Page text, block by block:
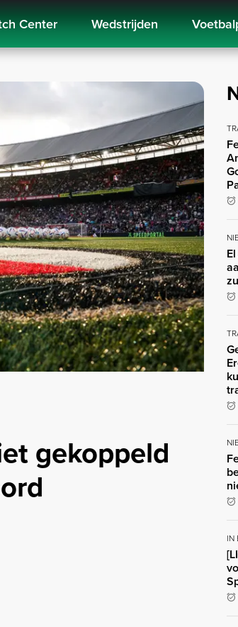
Center Wedstrijden
gekoppeld
IN